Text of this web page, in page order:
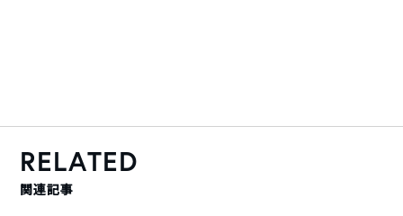
RELATED
関連記事